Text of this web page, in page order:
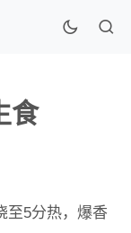
食
至5分热，爆香